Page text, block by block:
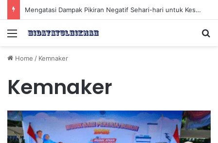
Mengatasi Dampak Pikiran Negatif Sehari-hari untuk Kesehatan Mental yang Lebih Baik
Menu
Home / Kemnaker
Kemnaker